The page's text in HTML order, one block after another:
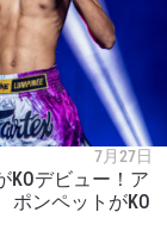
7月27日
KOデビュー！ア
ポンペットがKO